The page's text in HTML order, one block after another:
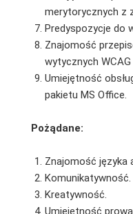
merytorycznych z
Predyspozycje do
Znajomość
wytycznych WCAG
Umiejętność
pakietu MS Office.
Pożądane:
Znajomość języka
Komunikatywność.
Kreatywność.
Umiejętność